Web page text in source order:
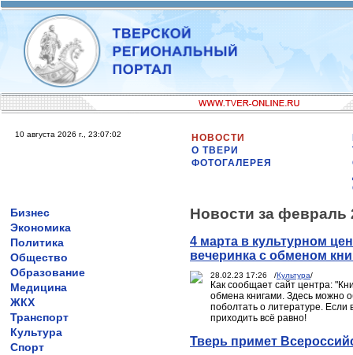
10 августа 2026 г., 23:07:02
НОВОСТИ
О ТВЕРИ
ФОТОГАЛЕРЕЯ
Бизнес
Экономика
Политика
Общество
Образование
Медицина
ЖКХ
Транспорт
Культура
Спорт
Новости за февраль
4 марта в культурном
вечеринка с обменом
28.02.23 17:26 /Культура/
Как сообщает сайт центра:
обмена книгами. Здесь можно
поболтать о литературе. Если
приходить всё равно!
Тверь примет